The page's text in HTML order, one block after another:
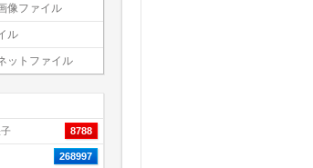
像ファイル
ル
ットファイル
8788
268997